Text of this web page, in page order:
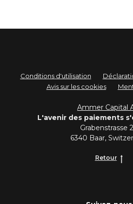
Conditions d'utilisation
Avis sur les cookies
Ammer Capital
L'avenir des paiements
Grabenstrasse
6340 Baar,
Retour